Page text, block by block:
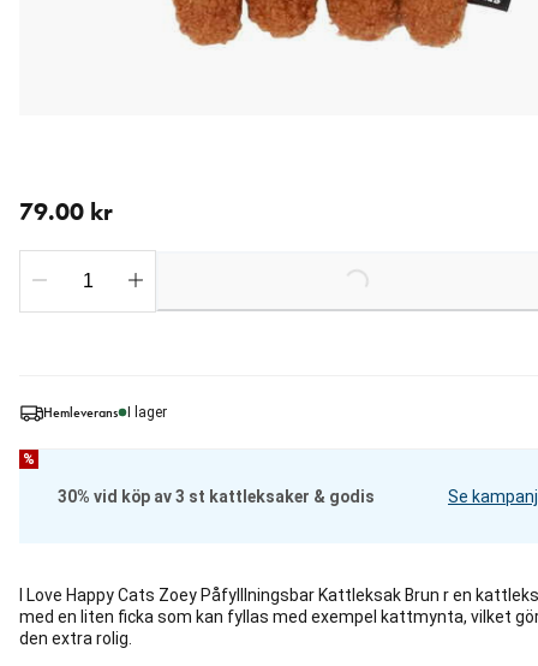
Hemleverans I lager
%
30% vid köp av 3 st kattleksaker & godis Se kampanj
I Love Happy Cats Zoey Påfylllningsbar Kattleksak Brun r en
med en liten ficka som kan fyllas med exempel kattmynta, vilket
den extra rolig.
79.00 kr
Loading...